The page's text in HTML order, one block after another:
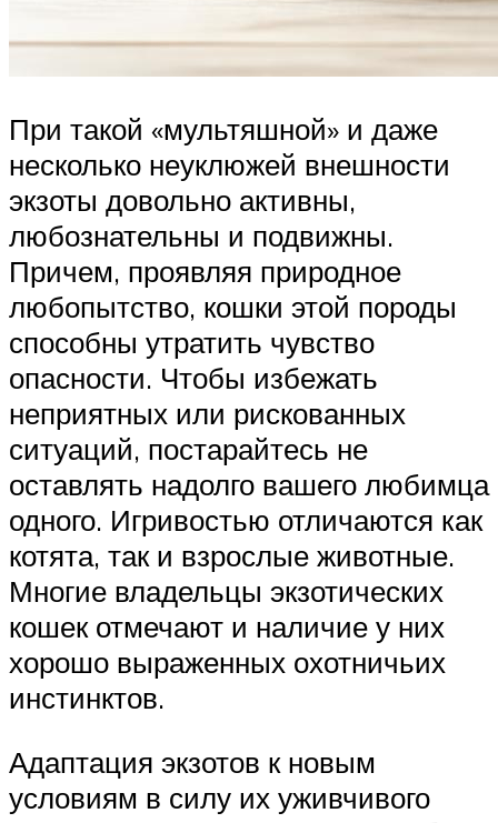
При такой «мультяшной» и даже
несколько неуклюжей внешности
экзоты довольно активны,
любознательны и подвижны.
Причем, проявляя природное
любопытство, кошки этой породы
способны утратить чувство
опасности. Чтобы избежать
неприятных или рискованных
ситуаций, постарайтесь не
оставлять надолго вашего любимца
одного. Игривостью отличаются как
котята, так и взрослые животные.
Многие владельцы экзотических
кошек отмечают и наличие у них
хорошо выраженных охотничьих
инстинктов.
Адаптация экзотов к новым
условиям в силу их уживчивого